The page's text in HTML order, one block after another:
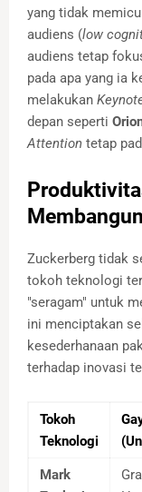
yang tidak
audiens (low
audiens tetap
pada apa yang ia
melakukan
depan seperti
Attention tetap
Zuckerberg tidak
tokoh teknologi
"seragam" untuk
ini menciptakan
kesederhanaan
terhadap inovasi
Tokoh
Teknologi
Mark